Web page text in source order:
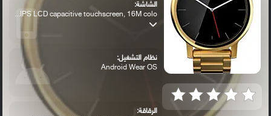
الشاشة:
IPS LCD capacitive touchscreen, 16M colo...
نظام التشغيل:
Android Wear OS
الرقاقة: